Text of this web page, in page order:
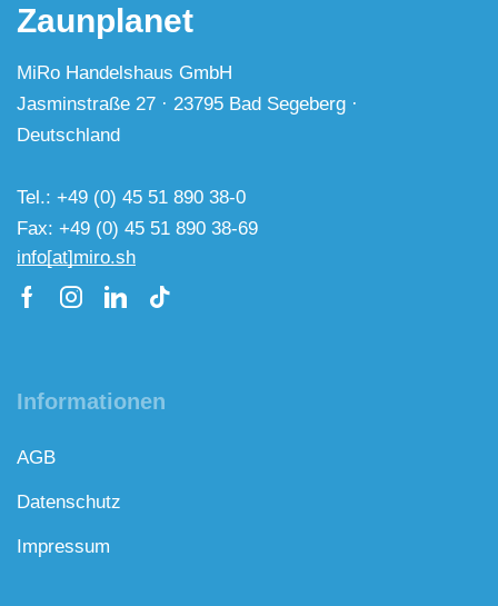
Zaunplanet
MiRo Handelshaus GmbH
Jasminstraße 27 · 23795 Bad Segeberg ·
Deutschland
Tel.: +49 (0) 45 51 890 38-0
Fax: +49 (0) 45 51 890 38-69
info[at]miro.sh
Informationen
AGB
Datenschutz
Impressum